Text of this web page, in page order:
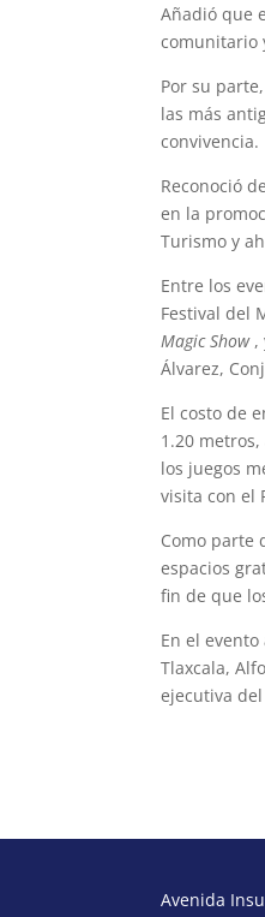
Añadió que
comunitario
Por su
las más
convivencia.
Reconoció
en la
Turismo y
Entre los
Festival del
Magic Show,
Álvarez,
El costo de
1.20
los juegos
visita con el
Como parte
espacios
fin de que
En el
Tlaxcala,
ejecutiva
Avenida